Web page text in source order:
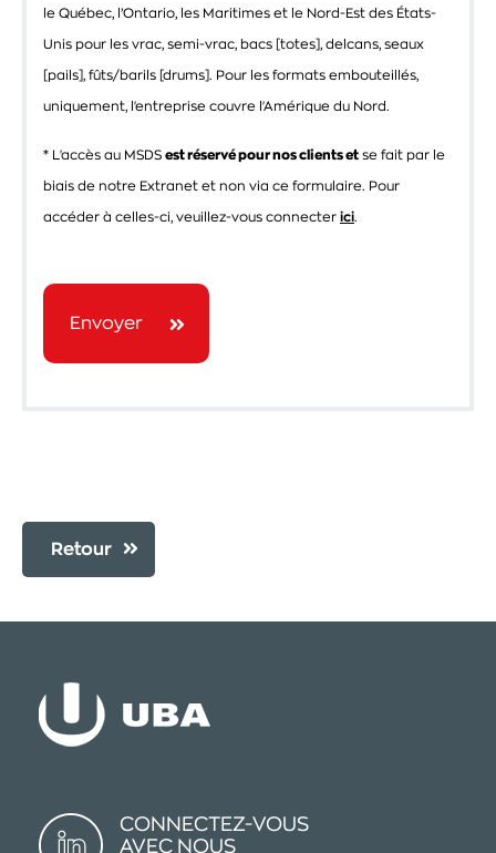
le Québec, l’Ontario, les Maritimes et le Nord-Est des États-
Unis pour les vrac, semi-vrac, bacs [totes], delcans, seaux
[pails], fûts/barils [drums]. Pour les formats embouteillés,
uniquement, l'entreprise couvre l'Amérique du Nord.
* L'accès au MSDS est réservé pour nos clients et se fait par le
biais de notre Extranet et non via ce formulaire. Pour
accéder à celles-ci, veuillez-vous connecter ici.
Envoyer
Retour
CONNECTEZ-VOUS
AVEC NOUS